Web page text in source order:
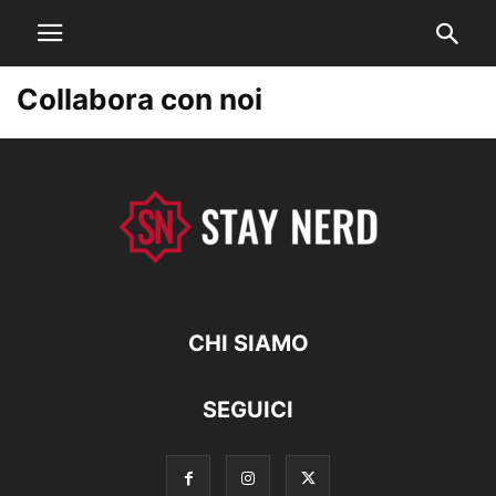
Collabora con noi
CHI SIAMO
SEGUICI